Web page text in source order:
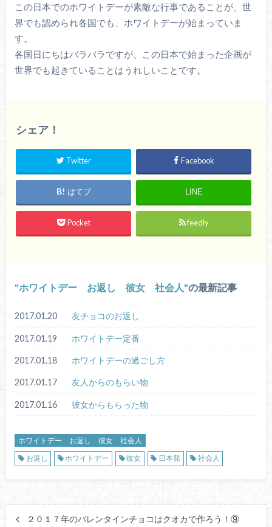
この日本でのホワイトデーが素敵な行事であることが、世
界でも認められ各国でも、ホワイトデーが始まっていま
す。
各国日にちはバラバラですが、この日本で始まった企画が
世界でも起きていることはうれしいことです。
シェア！
Twitter Facebook
はてブ LINE
Pocket feedly
ホワイトデー お返し 彼女 社会人 の最新記事
2017.01.20 友チョコのお返し
2017.01.19 ホワイトデー定番
2017.01.18 ホワイトデーの過ごし方
2017.01.17 友人からのもらい物
2017.01.16 彼女からもらった物
ホワイトデー お返し 彼女 社会人
お返し
ホワイトデー 彼女 日本発 社会人
２０１７年のバレンタインチョコはクオカで作ろう！⑨